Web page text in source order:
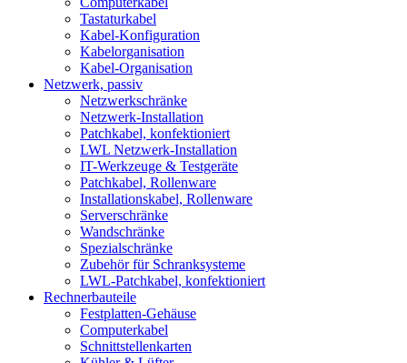
Tastaturkabel
Kabel-Konfiguration
Kabelorganisation
Kabel-Organisation
Netzwerk, passiv
Netzwerkschränke
Netzwerk-Installation
Patchkabel, konfektioniert
LWL Netzwerk-Installation
IT-Werkzeuge & Testgeräte
Patchkabel, Rollenware
Installationskabel, Rollenware
Serverschränke
Wandschränke
Spezialschränke
Zubehör für Schranksysteme
LWL-Patchkabel, konfektioniert
Rechnerbauteile
Festplatten-Gehäuse
Computerkabel
Schnittstellenkarten